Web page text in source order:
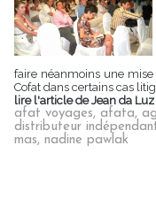
faire néanmoins une
Cofat dans certains cas
lire l'article de Jean da Luz
afat voyages, afata,
distributeur
mas, nadine pawlak